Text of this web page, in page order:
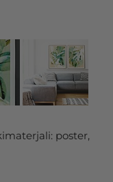
poster,